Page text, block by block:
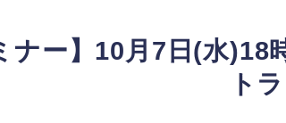
ナー】10月7日(水
ト